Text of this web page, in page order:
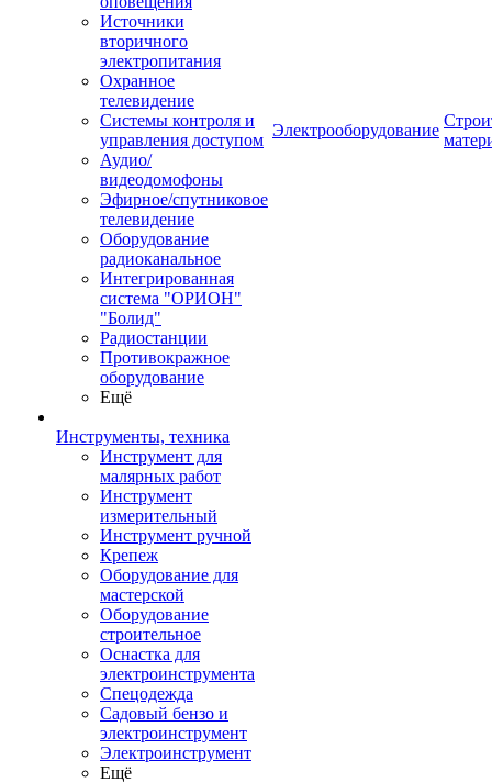
Источники
вторичного
электропитания
Охранное
телевидение
Системы контроля и
управления доступом
Аудио/
видеодомофоны
Эфирное/спутниковое
телевидение
Оборудование
радиоканальное
Интегрированная
система "ОРИОН"
"Болид"
Радиостанции
Противокражное
оборудование
Ещё
Инструменты, техника
Инструмент для
малярных работ
Инструмент
измерительный
Инструмент ручной
Крепеж
Оборудование для
мастерской
Оборудование
строительное
Оснастка для
электроинструмента
Спецодежда
Садовый бензо и
электроинструмент
Электроинструмент
Ещё
Электрооборудование